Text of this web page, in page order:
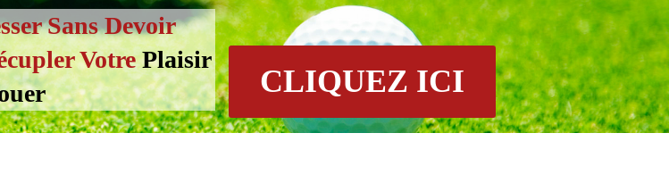
Sans Devoir
VotrePlaisir
CLIQUEZ ICI